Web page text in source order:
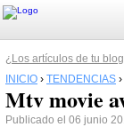
¿Los artículos de tu
INICIO › TENDENCIAS ›
Mtv movie
Publicado el 06 junio